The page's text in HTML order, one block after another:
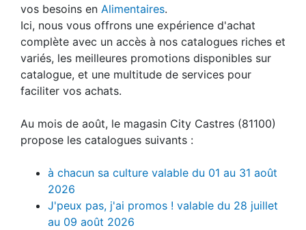
vos besoins en Alimentaires.
Ici, nous vous offrons une expérience d'achat
complète avec un accès à nos catalogues riches et
variés, les meilleures promotions disponibles sur
catalogue, et une multitude de services pour
faciliter vos achats.
Au mois de août, le magasin City Castres (81100)
propose les catalogues suivants :
à chacun sa culture valable du 01 au 31 août
2026
J'peux pas, j'ai promos ! valable du 28 juillet
au 09 août 2026